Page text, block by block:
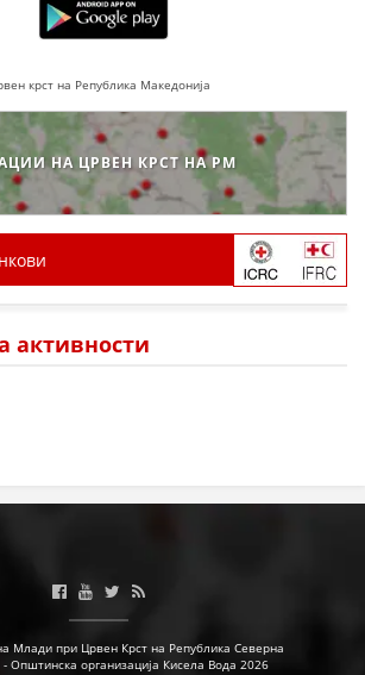
крст на Република Македонија
НА ЦРВЕН КРСТ НА РМ
активности
Млади при Црвен Крст на Република Северна
Општинска организација Кисела Вода 2026